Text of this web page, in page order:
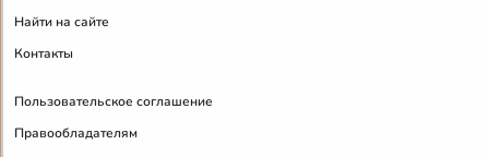
Найти на сайте
Контакты
Пользовательское соглашение
Правообладателям